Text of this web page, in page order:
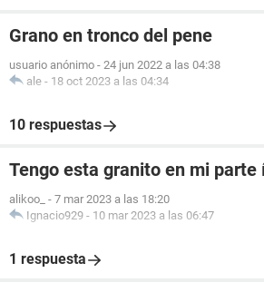
Grano en tronco del pene
usuario anónimo - 24 jun 2022 a las 04:38
ale - 18 oct 2023 a las 04:34
10 respuestas
Tengo esta granito en mi parte
alikoo_ - 7 mar 2023 a las 18:20
Ignacio929 - 10 mar 2023 a las 06:47
1 respuesta